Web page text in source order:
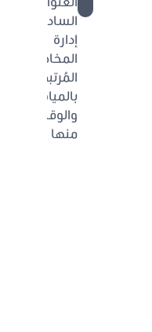
السادس:
إدارة
المخاطر
المُرتبطة
بالمياه
والوقاية
منها